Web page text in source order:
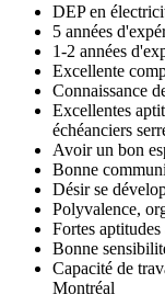
DEP en
5 années
1-2 années
Excellente
Connaissance
Excellentes
échéanciers
Avoir un bon
Bonne
Désir se
Polyvalence,
Fortes
Bonne
Capacité de
Montréal